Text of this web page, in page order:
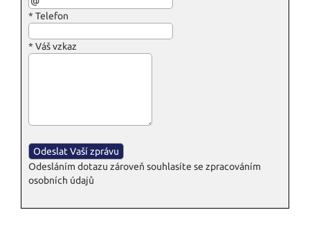
* Telefon
* Váš vzkaz
Odesláním dotazu zároveň souhlasíte se zpracováním
osobních údajů